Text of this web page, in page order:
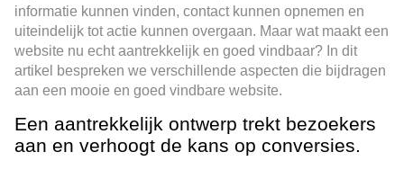
informatie kunnen vinden, contact kunnen opnemen en
uiteindelijk tot actie kunnen overgaan. Maar wat maakt een
website nu echt aantrekkelijk en goed vindbaar? In dit
artikel bespreken we verschillende aspecten die bijdragen
aan een mooie en goed vindbare website.
Een aantrekkelijk ontwerp trekt bezoekers
aan en verhoogt de kans op conversies.